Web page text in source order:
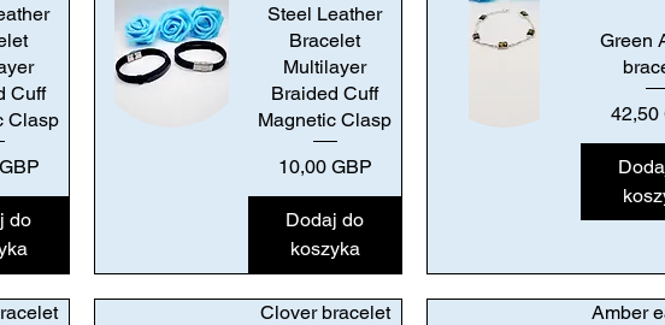
Cuff
Clasp
do
Steel Leather
Bracelet
Multilayer
Braided Cuff
Magnetic Clasp
Cena
10,00 GBP
Dodaj do
koszyka
Green
Cena
42,50
Clover bracelet
Amber